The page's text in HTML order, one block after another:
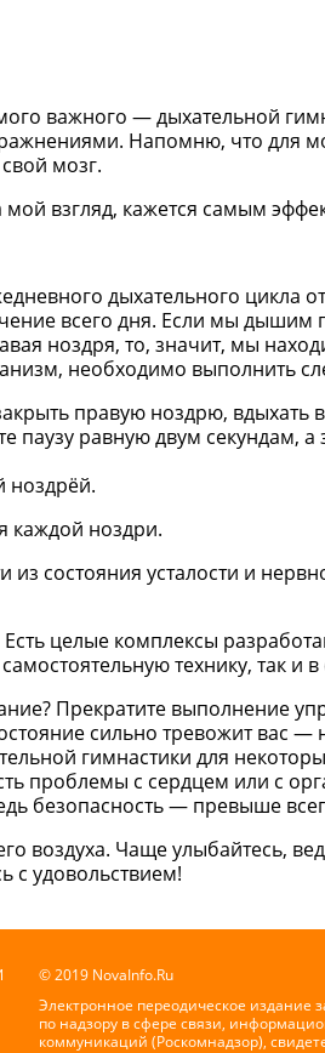
важного — дыхательной
Напомню, что для
мозг.
взгляд, кажется самым
дыхательного цикла
всего дня. Если мы дышим
ноздря, то, значит, мы
необходимо выполнить
правую ноздрю, вдыхать
равную двум секундам, а
ноздрёй.
каждой ноздри.
из состояния усталости и
Есть целые комплексы
технику, так и
Прекратите выполнение
сильно тревожит вас —
гимнастики для
проблемы с сердцем или с
безопасность — превыше
воздуха. Чаще улыбайтесь,
с удовольствием!
© 2019 NovaInfo.Ru
Электронное переодическое издание
по надзору в сфере связи,
коммуникаций (Роскомнадзор),